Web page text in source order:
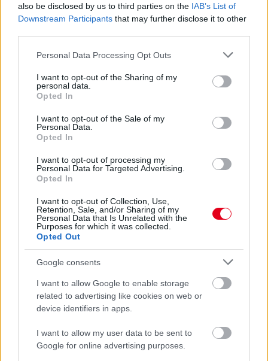
also be disclosed by us to third parties on the IAB’s List of
Downstream Participants that may further disclose it to other
Please note that this website/app uses one or more Google
not limited to your visit or usage behaviour. You may click to
grant or deny consent to Google and its third-party tags to
use your data for below specified purposes in below Google
consent section.
Personal Data Processing Opt Outs
I want to opt-out of the Sharing of my
personal data.
Opted In
I want to opt-out of the Sale of my
Personal Data.
Opted In
I want to opt-out of processing my
Personal Data for Targeted Advertising.
Opted In
I want to opt-out of Collection, Use,
Retention, Sale, and/or Sharing of my
Personal Data that Is Unrelated with the
Purposes for which it was collected.
Opted Out
Google consents
I want to allow Google to enable storage
related to advertising like cookies on web or
device identifiers in apps.
I want to allow my user data to be sent to
Google for online advertising purposes.
Montoya szerint Antonelli kedvessége sem segít
Hakkinen megtartaná a Norris-Piastri párost a